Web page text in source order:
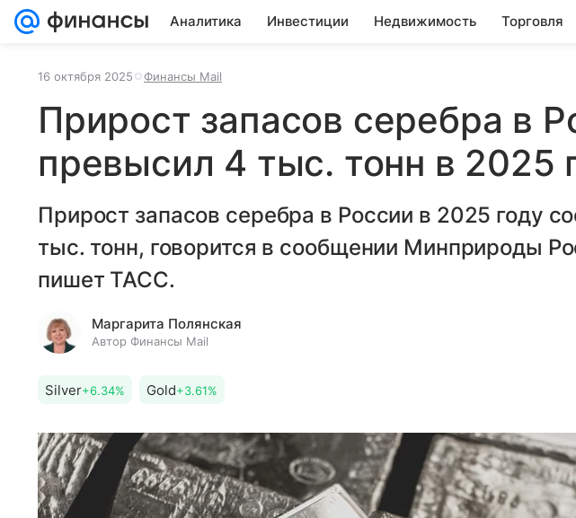
Аналитика Инвестиции Недвижимость Торговля
16 октября 2025 Финансы Mail
Прирост запасов серебра в
превысил 4 тыс. тонн в 2025
Прирост запасов серебра в России в 2025 году
тыс. тонн, говорится в сообщении Минприроды
пишет ТАСС.
Маргарита Полянская
Автор Финансы Mail
Silver+6.34% Gold+3.61%